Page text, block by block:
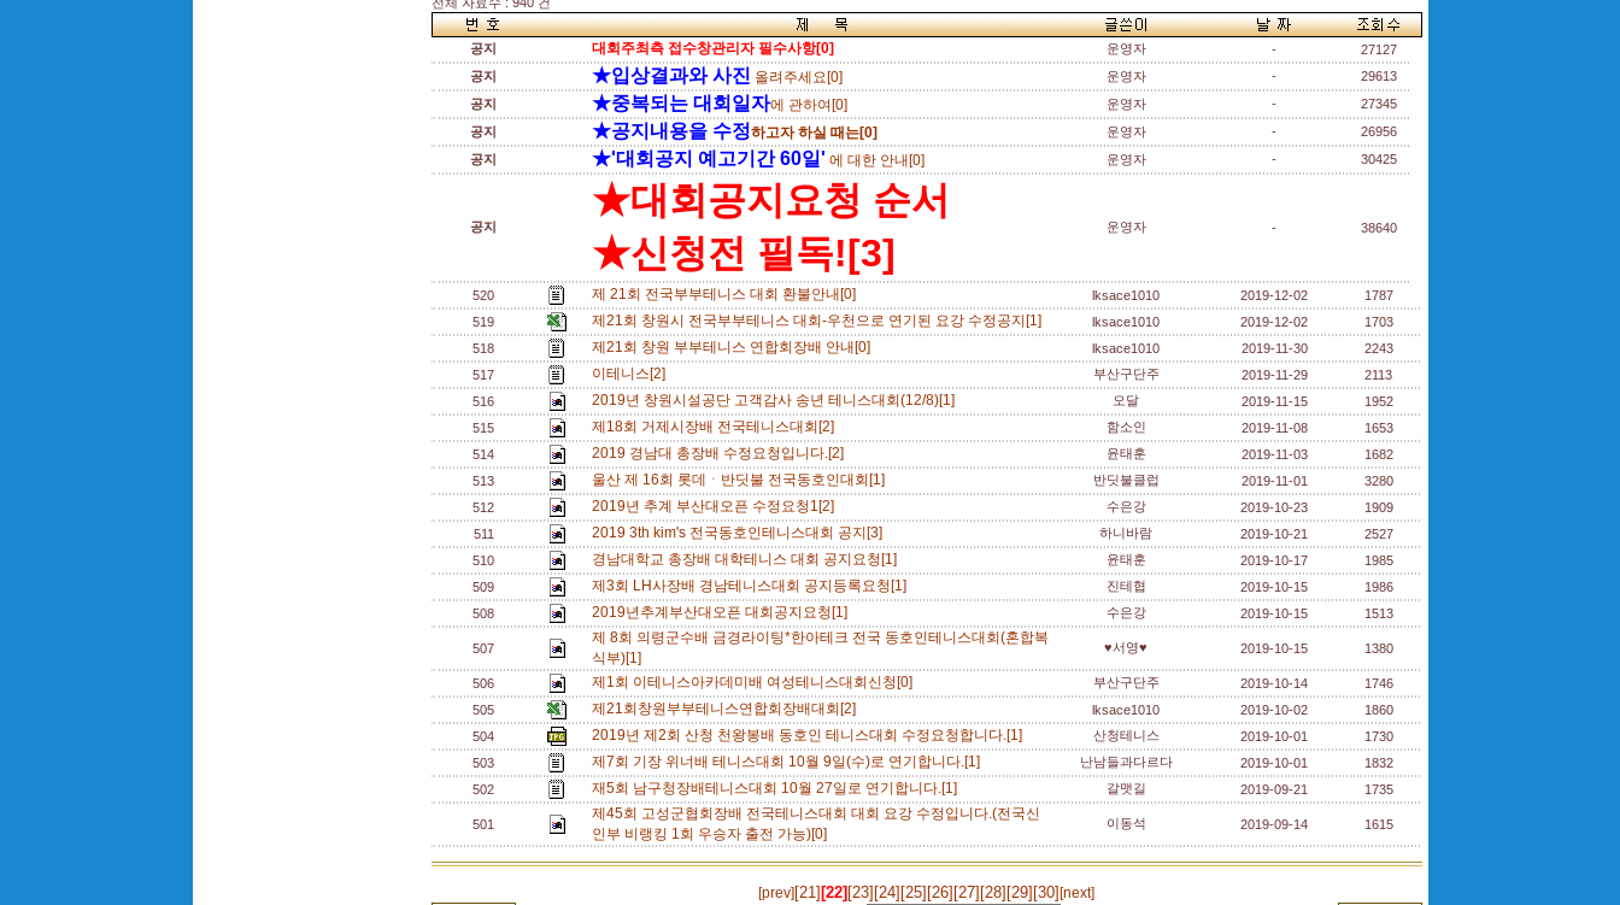
공지 대회주최측 접수창관리자 필수사항[0] 운영자 -
27127
공지
★입상결과와 사진 올려주세요[0] 운영자 -
29613
공지
★중복되는 대회일자에 관하여[0] 운영자 -
27345
공지
★공지내용을 수정하고자 하실 때는[0] 운영자 -
26956
공지
★'대회공지 예고기간 60일' 에 대한 안내[0] 운영자 - 30425
공지
★대회공지요청 순서
★신청전 필독![3]
운영자 - 38640
520 제 21회 전국부부테니스 대회 환불안내[0] lksace1010 2019-12-02
1787
519
제21회 창원시 전국부부테니스 대회-우천으로 연기된 요강 수정공지[1] lksace1010 2019-12-02
1703
518
제21회 창원 부부테니스 연합회장배 안내[0] lksace1010 2019-11-30
2243
517
이테니스[2] 부산구단주 2019-11-29
2113
516
2019년 창원시설공단 고객감사 송년 테니스대회(12/8)[1] 오달 2019-11-15
1952
515
제18회 거제시장배 전국테니스대회[2] 함소인 2019-11-08
1653
514
2019 경남대 총장배 수정요청입니다.[2] 윤태훈 2019-11-03
1682
513
울산 제 16회 롯데ㆍ반딧불 전국동호인대회[1] 반딧불클럽 2019-11-01
3280
512
2019년 추계 부산대오픈 수정요청1[2] 수은강 2019-10-23
1909
511
2019 3th kim's 전국동호인테니스대회 공지[3] 하니바람 2019-10-21
2527
510
경남대학교 총장배 대학테니스 대회 공지요청[1] 윤태훈 2019-10-17
1985
509
제3회 LH사장배 경남테니스대회 공지등록요청[1] 진테협 2019-10-15
1986
508
2019년추계부산대오픈 대회공지요청[1] 수은강 2019-10-15 1513
507
제 8회 의령군수배 금경라이팅*한아테크 전국 동호인테니스대회(혼합복
식부)[1]
♥서영♥ 2019-10-15 1380
506 제1회 이테니스아카데미배 여성테니스대회신청[0] 부산구단주 2019-10-14
1746
505
제21회창원부부테니스연합회장배대회[2] lksace1010 2019-10-02
1860
504
2019년 제2회 산청 천왕봉배 동호인 테니스대회 수정요청합니다.[1] 산청테니스 2019-10-01
1730
503
제7회 기장 위너배 테니스대회 10월 9일(수)로 연기합니다.[1] 난남들과다르다 2019-10-01
1832
502
재5회 남구청장배테니스대회 10월 27일로 연기합니다.[1] 갈맷길 2019-09-21 1735
501
제45회 고성군협회장배 전국테니스대회 대회 요강 수정입니다.(전국신
인부 비랭킹 1회 우승자 출전 가능)[0]
이동석 2019-09-14 1615
[prev] [21] [22] [23] [24] [25] [26] [27] [28] [29] [30] [next]